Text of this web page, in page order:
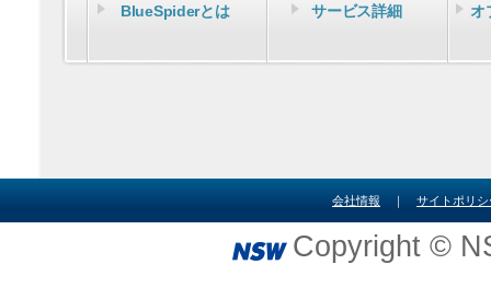
BlueSpiderとは サービス詳細 オ
会社情報 ｜ サイトポリシ
Copyright ©